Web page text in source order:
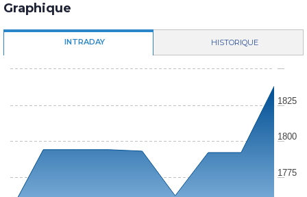
Graphique
INTRADAY HISTORIQUE
1775
1800
1825